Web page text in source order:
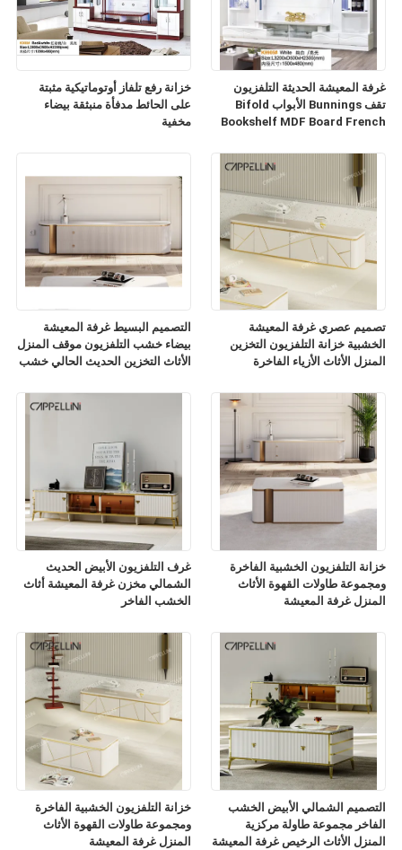
خزانة رفع تلفاز أوتوماتيكية مثبتة
على الحائط مدفأة منبثقة بيضاء
مخفية
غرفة المعيشة الحديثة التلفزيون
تقف Bunnings الأبواب Bifold
Bookshelf MDF Board French
التصميم البسيط غرفة المعيشة
بيضاء خشب التلفزيون موقف المنزل
الأثاث التخزين الحديث الحالي خشب
التلفزيون
تصميم عصري غرفة المعيشة
الخشبية خزانة التلفزيون التخزين
المنزل الأثاث الأزياء الفاخرة
غرف التلفزيون الأبيض الحديث
الشمالي مخزن غرفة المعيشة أثاث
الخشب الفاخر
خزانة التلفزيون الخشبية الفاخرة
ومجموعة طاولات القهوة الأثاث
المنزل غرفة المعيشة
خزانة التلفزيون الخشبية الفاخرة
ومجموعة طاولات القهوة الأثاث
المنزل غرفة المعيشة
التصميم الشمالي الأبيض الخشب
الفاخر مجموعة طاولة مركزية
المنزل الأثاث الرخيص غرفة المعيشة